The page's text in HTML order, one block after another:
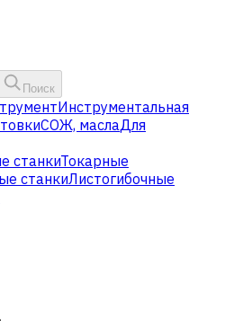
Поиск
Инструментальная
СОЖ, маслаДля
станкиТокарные
станкиЛистогибочные